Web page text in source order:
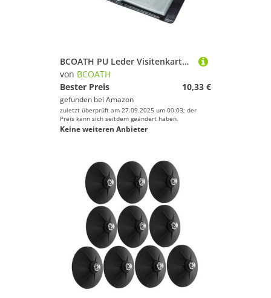
BCOATH PU Leder Visitenkartenetui Großes Kartenetui mit Fächern Elastisches Business Kartenetui Tragbar für Damen und Personen für Büro und Alltag
von BCOATH
Bester Preis
10,33 €
gefunden bei Amazon
zuletzt überprüft am 27.09.2025 um 00:03; der
Preis kann sich seitdem geändert haben.
Keine weiteren Anbieter